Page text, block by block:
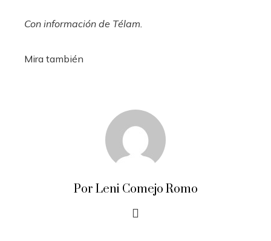
Con información de Télam.
Mira también
Por Leni Comejo Romo